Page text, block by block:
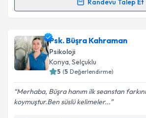
kapsamda işlenmesini kabul
Takvim Talebini
Randevu Talep Et
Randevu Takvimi Talebi
Psk. Ayşe Nur Başiçin randevu
oluşturun. Size bu uzmandan randevu
takvim hazırlandığında e-posta ile
Psk. Büşra Kahraman
Psikoloji
Konya, Selçuklu
5 (5 Değerlendirme)
Merhaba, Büşra hanım ilk seanstan
koymuştur.Ben süslü kelimeler...